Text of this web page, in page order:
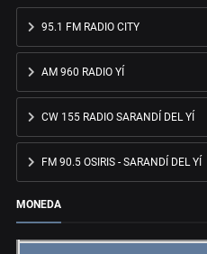
95.1 FM RADIO CITY
AM 960 RADIO YÍ
CW 155 RADIO SARANDÍ DEL YÍ
FM 90.5 OSIRIS - SARANDÍ DEL YÍ
MONEDA